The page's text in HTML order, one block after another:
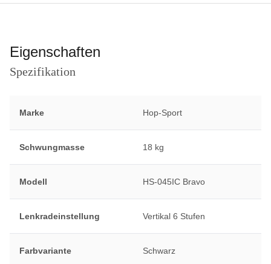
Eigenschaften
Spezifikation
Marke Hop-Sport
Schwungmasse 18 kg
Modell HS-045IC Bravo
Lenkradeinstellung Vertikal 6 Stufen
Farbvariante Schwarz